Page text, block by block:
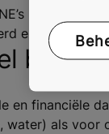
24/7
en de
beheer
en financiële
water) als voor